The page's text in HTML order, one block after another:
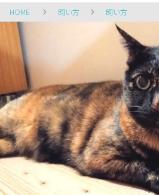
HOME 飼い方 飼い方